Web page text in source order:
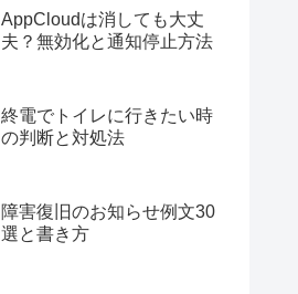
AppCloudは消しても大丈
夫？無効化と通知停止方法
終電でトイレに行きたい時
の判断と対処法
障害復旧のお知らせ例文30
選と書き方